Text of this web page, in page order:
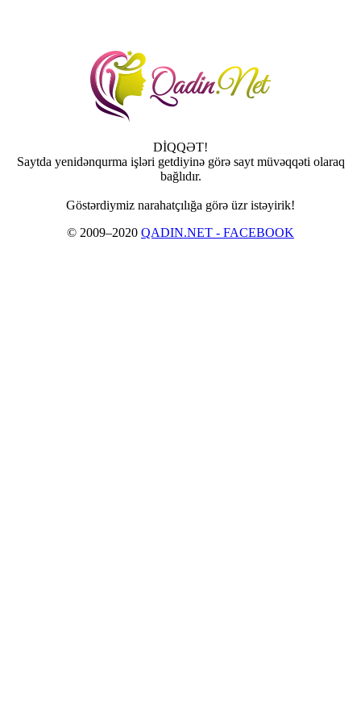
DİQQƏT!
Saytda yenidənqurma işləri getdiyinə görə sayt müvəqqəti olaraq
bağlıdır.
Göstərdiymiz narahatçılığa görə üzr istəyirik!
© 2009–2020 QADIN.NET - FACEBOOK